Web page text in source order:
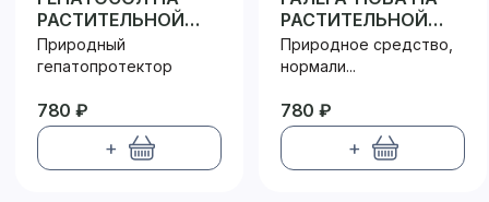
РАСТИТЕЛЬНОЙ
КЛЕТЧАТКЕ
Природный
гепатопротектор
780 ₽
+
РАСТИТЕЛЬНОЙ
КЛЕТЧАТКЕ
Природное средство,
нормали...
780 ₽
+